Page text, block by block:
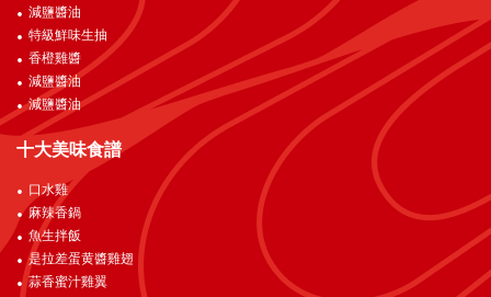
減鹽醬油
特級鮮味生抽
香橙雞醬
減鹽醬油
減鹽醬油
十大美味食譜
口水雞
麻辣香鍋
魚生拌飯
是拉差蛋黄醬雞翅
蒜香蜜汁雞翼